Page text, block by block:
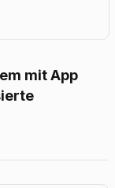
mit App